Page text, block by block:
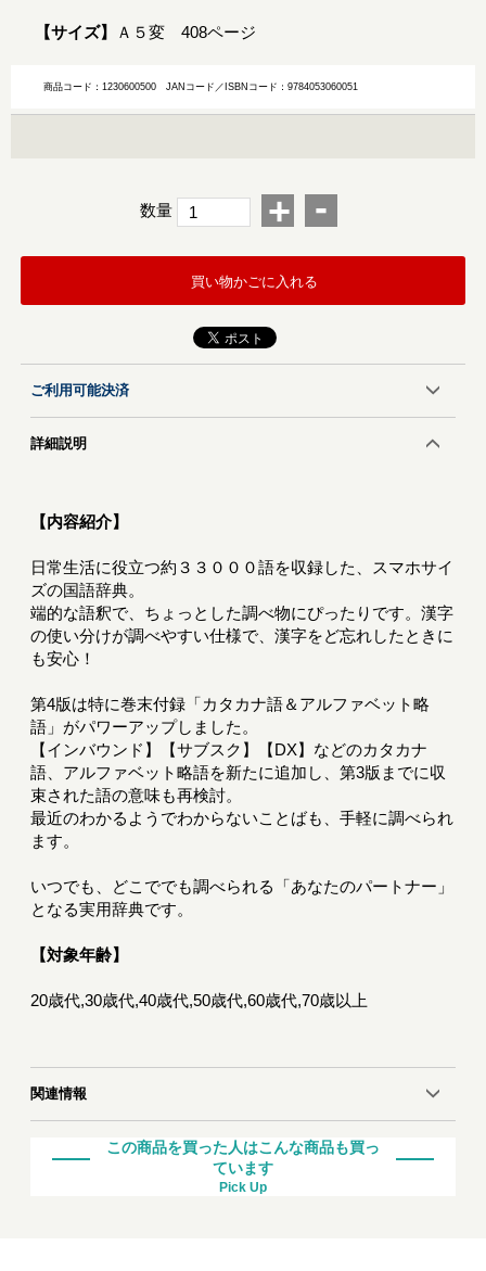
【サイズ】 Ａ５変 408ページ
商品コード：1230600500JANコード／ISBNコード：9784053060051
数量 + -
買い物かごに入れる
ご利用可能決済
詳細説明
【内容紹介】
日常生活に役立つ約３３０００語を収録した、スマホサイ
ズの国語辞典。
端的な語釈で、ちょっとした調べ物にぴったりです。漢字
の使い分けが調べやすい仕様で、漢字をど忘れしたときに
も安心！
第4版は特に巻末付録「カタカナ語＆アルファベット略
語」がパワーアップしました。
【インバウンド】【サブスク】【DX】などのカタカナ
語、アルファベット略語を新たに追加し、第3版までに収
束された語の意味も再検討。
最近のわかるようでわからないことばも、手軽に調べられ
ます。
いつでも、どこででも調べられる「あなたのパートナー」
となる実用辞典です。
【対象年齢】
20歳代,30歳代,40歳代,50歳代,60歳代,70歳以上
関連情報
この商品を買った人はこんな商品も買っ
ています
Pick Up